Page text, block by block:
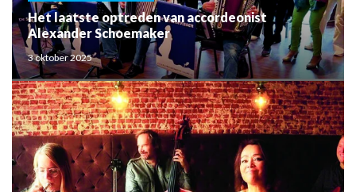
Het laatste optreden van accordeonist
Alexander Schoemaker
3 oktober 2025